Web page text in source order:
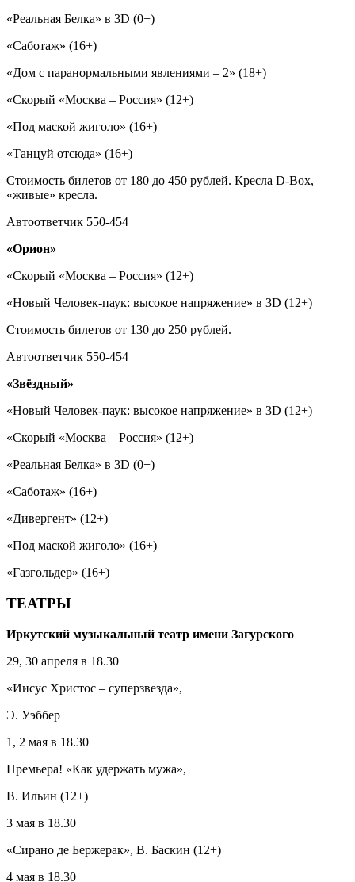
«Реальная Белка» в 3D (0+)
«Саботаж» (16+)
«Дом с паранормальными явлениями – 2» (18+)
«Скорый «Москва – Россия» (12+)
«Под маской жиголо» (16+)
«Танцуй отсюда» (16+)
Стоимость билетов от 180 до 450 рублей. Кресла D-Box,
«живые» кресла.
Автоответчик 550-454
«Орион»
«Скорый «Москва – Россия» (12+)
«Новый Человек-паук: высокое напряжение» в 3D (12+)
Стоимость билетов от 130 до 250 рублей.
Автоответчик 550-454
«Звёздный»
«Новый Человек-паук: высокое напряжение» в 3D (12+)
«Скорый «Москва – Россия» (12+)
«Реальная Белка» в 3D (0+)
«Саботаж» (16+)
«Дивергент» (12+)
«Под маской жиголо» (16+)
«Газгольдер» (16+)
ТЕАТРЫ
Иркутский музыкальный театр имени Загурского
29, 30 апреля в 18.30
«Иисус Христос – суперзвезда»,
Э. Уэббер
1, 2 мая в 18.30
Премьера! «Как удержать мужа»,
В. Ильин (12+)
3 мая в 18.30
«Сирано де Бержерак», В. Баскин (12+)
4 мая в 18.30